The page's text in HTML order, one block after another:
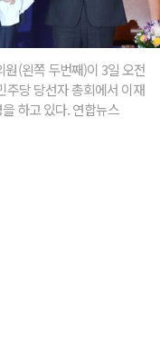
(왼쪽 두번째)이 3일 오전
주당 당선자 총회에서 이재
하고 있다. 연합뉴스